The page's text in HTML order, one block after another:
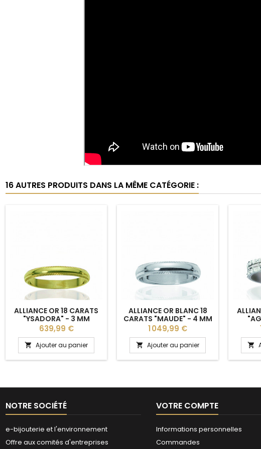
16 AUTRES PRODUITS DANS LA MÊME CATÉGORIE :
ALLIANCE OR 18 CARATS
"YSADORA" - 3 MM
Prix
639,99 €
 Ajouter au panier
ALLIANCE OR BLANC 18
CARATS "MAUDE" - 4 MM
Prix
1 049,99 €
 Ajouter au panier 
NOTRE SOCIÉTÉ
e-bijouterie et l'environnement
Offre aux comités d'entreprises
VOTRE COMPTE
Informations personnelles
Commandes